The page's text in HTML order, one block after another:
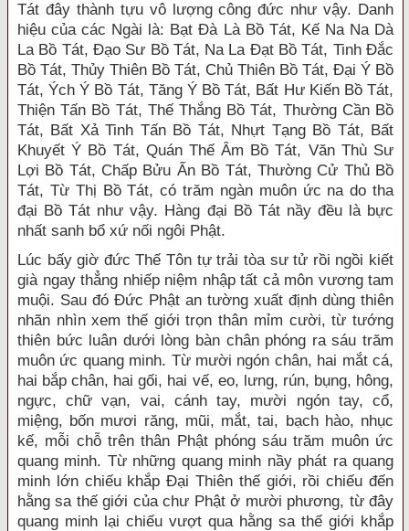
Tát đây thành tựu vô lượng công đức như vậy. Danh
hiệu của các Ngài là: Bạt Đà Là Bồ Tát, Kế Na Na Dà
La Bồ Tát, Đạo Sư Bồ Tát, Na La Đạt Bồ Tát, Tinh Đắc
Bồ Tát, Thủy Thiên Bồ Tát, Chủ Thiên Bồ Tát, Đại Ý Bồ
Tát, Ých Ý Bồ Tát, Tăng Ý Bồ Tát, Bất Hư Kiến Bồ Tát,
Thiện Tấn Bồ Tát, Thế Thắng Bồ Tát, Thường Cần Bồ
Tát, Bất Xả Tinh Tấn Bồ Tát, Nhựt Tạng Bồ Tát, Bất
Khuyết Ý Bồ Tát, Quán Thế Âm Bồ Tát, Văn Thù Sư
Lợi Bồ Tát, Chấp Bửu Ấn Bồ Tát, Thường Cử Thủ Bồ
Tát, Từ Thị Bồ Tát, có trăm ngàn muôn ức na do tha
đại Bồ Tát như vậy. Hàng đại Bồ Tát nầy đều là bực
nhất sanh bổ xứ nối ngôi Phật.
Lúc bấy giờ đức Thế Tôn tự trải tòa sư tử rồi ngồi kiết
già ngay thẳng nhiếp niệm nhập tất cả môn vương tam
muội. Sau đó Đức Phật an tường xuất định dùng thiên
nhãn nhìn xem thế giới trọn thân mỉm cười, từ tướng
thiên bức luân dưới lòng bàn chân phóng ra sáu trăm
muôn ức quang minh. Từ mười ngón chân, hai mắt cá,
hai bắp chân, hai gối, hai vế, eo, lưng, rún, bụng, hông,
ngực, chữ vạn, vai, cánh tay, mười ngón tay, cổ,
miệng, bốn mươi răng, mũi, mắt, tai, bạch hào, nhục
kế, mỗi chỗ trên thân Phật phóng sáu trăm muôn ức
quang minh. Từ những quang minh nầy phát ra quang
minh lớn chiếu khắp Đại Thiên thế giới, rồi chiếu đến
hằng sa thế giới của chư Phật ở mười phương, từ đây
quang minh lại chiếu vượt qua hằng sa thế giới khắp